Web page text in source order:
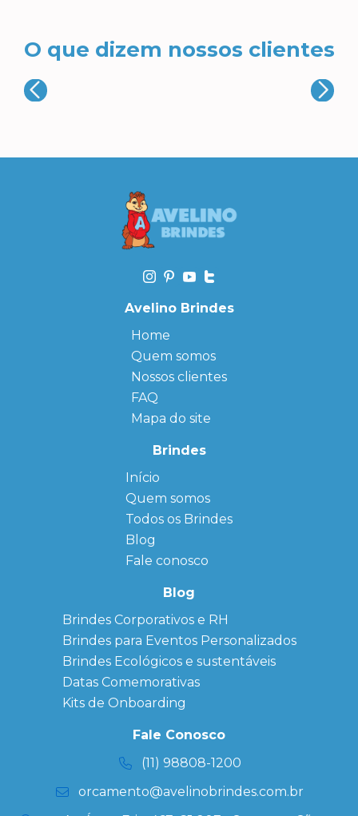
O que dizem nossos clientes
Avelino Brindes
Home
Quem somos
Nossos clientes
FAQ
Mapa do site
Brindes
Início
Quem somos
← Back
FAQ
Sitemap
Todos os Brindes
← Back
Agendas
Personalizadas
Personalizado
personalizados
Brindes
Corporativos
Copos Térmicos
Personalizados
Datas Especiais
Ecobag
Personalizada
Kits
Blog
Fale conosco
Blog
Brindes Corporativos e RH
Brindes para Eventos Personalizados
Brindes Ecológicos e sustentáveis
Datas Comemorativas
Kits de Onboarding
Fale Conosco
(11) 98808-1200
orcamento@avelinobrindes.com.br